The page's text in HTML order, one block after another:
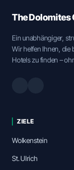
The Dolomites
Ein unabhängiger,
Wir helfen Ihnen, die
Hotels zu finden –
ZIELE
Wolkenstein
St. Ulrich